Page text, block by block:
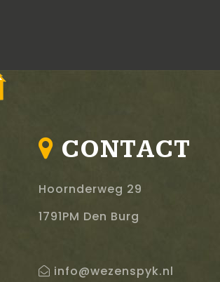
CONTACT
Hoornderweg 29
1791PM Den Burg
info@wezenspyk.nl